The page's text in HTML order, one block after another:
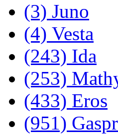
(3) Juno
(4) Vesta
(243) Ida
(253)
(433) Eros
(951)